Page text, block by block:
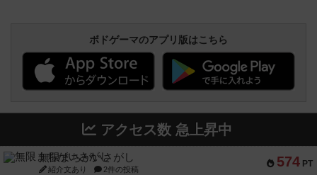
ボドゲーマのアプリ版はこちら
アクセス数 急上昇中
574 PT
無限まちがいさがし
紹介文あり 2件の投稿